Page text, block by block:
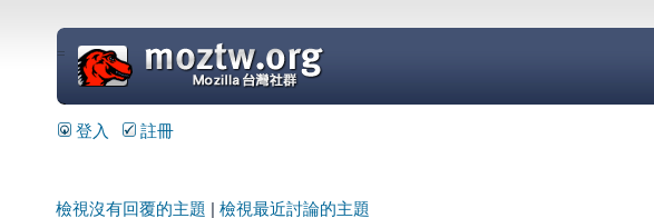
=
登入 註冊
檢視沒有回覆的主題 檢視最近討論的主題